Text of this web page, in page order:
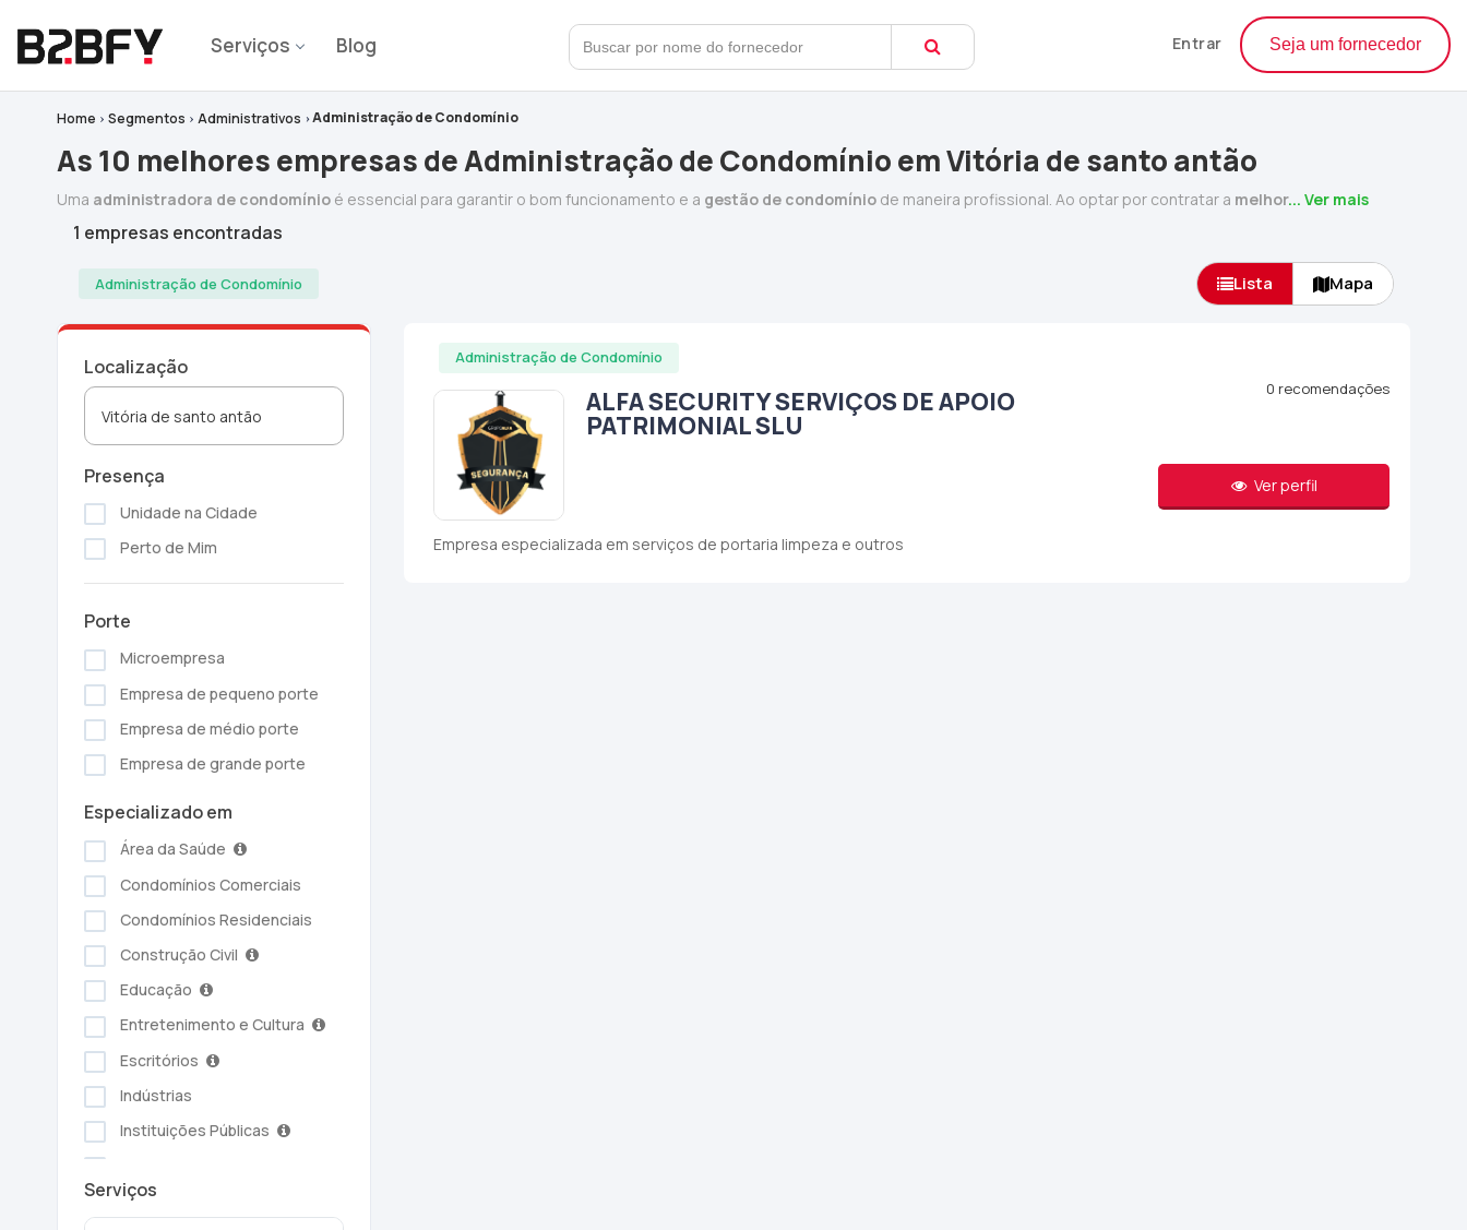
Serviços Blog Entrar Seja um fornecedor
Home Segmentos Administrativos Administração de Condomínio
As 10 melhores empresas de Administração de Condomínio em Vitória de santo antão
Uma administradora de condomínio é essencial para garantir o bom funcionamento e a gestão de condomínio de maneira profissional. Ao optar por contratar a melhor... Ver mais
1 empresas encontradas
Administração de Condomínio Lista Mapa
Localização
Presença
Unidade na Cidade
Perto de Mim
Porte
Microempresa
Empresa de pequeno porte
Empresa de médio porte
Empresa de grande porte
Especializado em
Área da Saúde
Condomínios Comerciais
Condomínios Residenciais
Construção Civil
Educação
Entretenimento e Cultura
Escritórios
Indústrias
Instituições Públicas
Serviços Pessoais
Serviços
Administração de Condomínio
ALFA SECURITY SERVIÇOS DE APOIO
PATRIMONIAL SLU
Empresa especializada em serviços de portaria limpeza e outros
0 recomendações
Ver perfil